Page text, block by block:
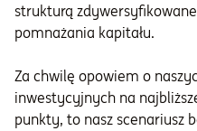
strukturą
pomnażania kapitału.
Za chwilę opowiem o
inwestycyjnych na
punkty, to nasz scenariusz